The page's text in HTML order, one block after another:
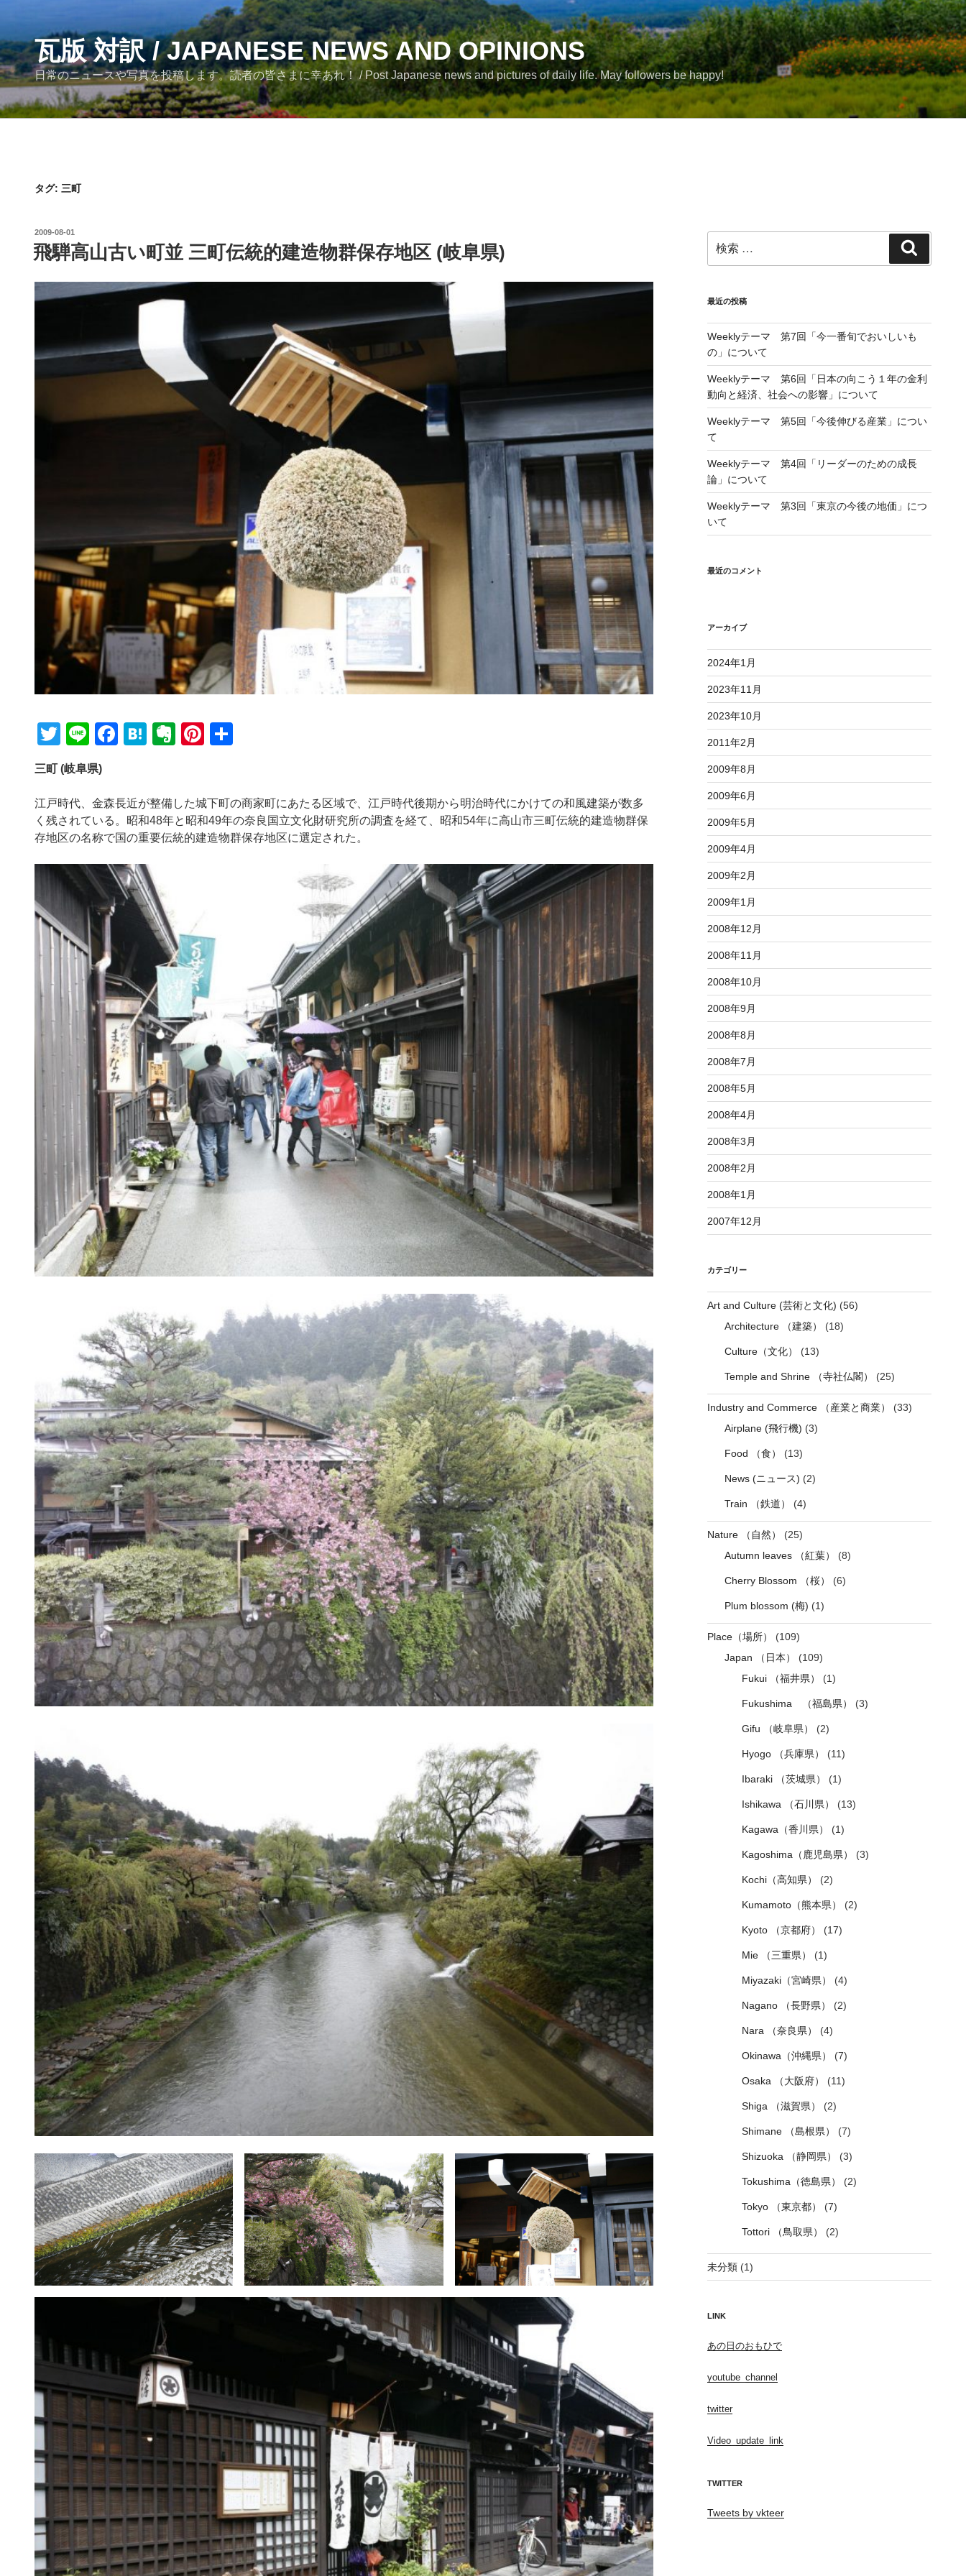
テ
ン
ツ
ス
瓦版 対訳 / JAPANESE NEWS AND OPINIONS
日常のニュースや写真を投稿します。読者の皆さまに幸あれ！ / Post Japanese news and pictures of daily life. May followers be happy!
タグ: 三町
投
稿
日:
2009-08-01
飛騨高山古い町並 三町伝統的建造物群保存地区 (岐阜県)
T
wi
tt
er
Li
n
e
F
e
b
o
o
k
H
n
a
E
n
ot
e
Pi
e
st
三町 (岐阜県)
江戸時代、金森長近が整備した城下町の商家町にあたる区域で、江戸時代後期から明治時代にかけての和風建築が数多
く残されている。昭和48年と昭和49年の奈良国立文化財研究所の調査を経て、昭和54年に高山市三町伝統的建造物群保
存地区の名称で国の重要伝統的建造物群保存地区に選定された。
索:
索
最近の投稿
Weeklyテーマ 第7回「今一番旬でおいしいも
の」について
Weeklyテーマ 第6回「日本の向こう１年の金利
動向と経済、社会への影響」について
Weeklyテーマ 第5回「今後伸びる産業」につい
て
Weeklyテーマ 第4回「リーダーのための成長
論」について
Weeklyテーマ 第3回「東京の今後の地価」につ
いて
最近のコメント
アーカイブ
2024年1月
2023年11月
2023年10月
2011年2月
2009年8月
2009年6月
2009年5月
2009年4月
2009年2月
2009年1月
2008年12月
2008年11月
2008年10月
2008年9月
2008年8月
2008年7月
2008年5月
2008年4月
2008年3月
2008年2月
2008年1月
2007年12月
カテゴリー
Art and Culture (芸術と文化) (56)
Architecture （建築）
(18)
Culture（文化） (13)
Temple and Shrine （寺社仏閣） (25)
Industry and Commerce （産業と商業）
(33)
Airplane (飛行機) (3)
Food （食） (13)
News (ニュース) (2)
Train （鉄道） (4)
Nature （自然）
(25)
Autumn leaves （紅葉）
(8)
Cherry Blossom （桜） (6)
Plum blossom (梅) (1)
Place（場所）
(109)
Japan （日本）
(109)
Fukui （福井県）
(1)
Fukushima （福島県） (3)
Gifu （岐阜県） (2)
Hyogo （兵庫県） (11)
Ibaraki （茨城県） (1)
Ishikawa （石川県） (13)
Kagawa（香川県） (1)
Kagoshima（鹿児島県） (3)
Kochi（高知県） (2)
Kumamoto（熊本県） (2)
Kyoto （京都府） (17)
Mie （三重県） (1)
Miyazaki（宮崎県） (4)
Nagano （長野県） (2)
Nara （奈良県） (4)
Okinawa（沖縄県） (7)
Osaka （大阪府） (11)
Shiga （滋賀県） (2)
Shimane （島根県） (7)
Shizuoka （静岡県） (3)
Tokushima（徳島県） (2)
Tokyo （東京都） (7)
Tottori （鳥取県） (2)
未分類 (1)
LINK
あの日のおもひで
youtube_channel
twitter
Video_update_link
TWITTER
Tweets by vkteer